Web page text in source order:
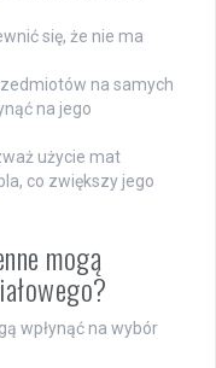
się, że nie ma
na samych
na jego
użycie mat
co zwiększy jego
mogą
wpłynąć na wybór